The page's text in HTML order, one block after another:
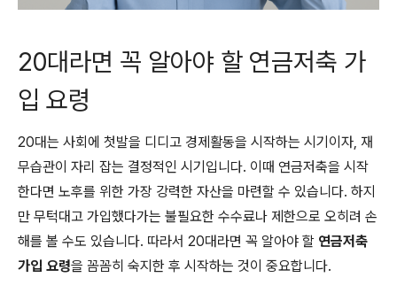
20대라면 꼭 알아야 할 연금저축 가
입 요령
20대는 사회에 첫발을 디디고 경제활동을 시작하는 시기이자, 재
무습관이 자리 잡는 결정적인 시기입니다. 이때 연금저축을 시작
한다면 노후를 위한 가장 강력한 자산을 마련할 수 있습니다. 하지
만 무턱대고 가입했다가는 불필요한 수수료나 제한으로 오히려 손
해를 볼 수도 있습니다. 따라서 20대라면 꼭 알아야 할 연금저축
가입 요령을 꼼꼼히 숙지한 후 시작하는 것이 중요합니다.